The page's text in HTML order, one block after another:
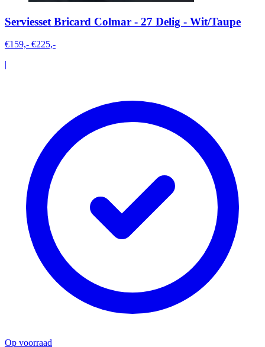
Serviesset Bricard Colmar - 27 Delig - Wit/Taupe
€159,- €225,-
|
Op voorraad